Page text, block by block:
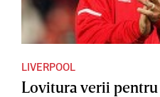
LIVERPOOL
Lovitura verii